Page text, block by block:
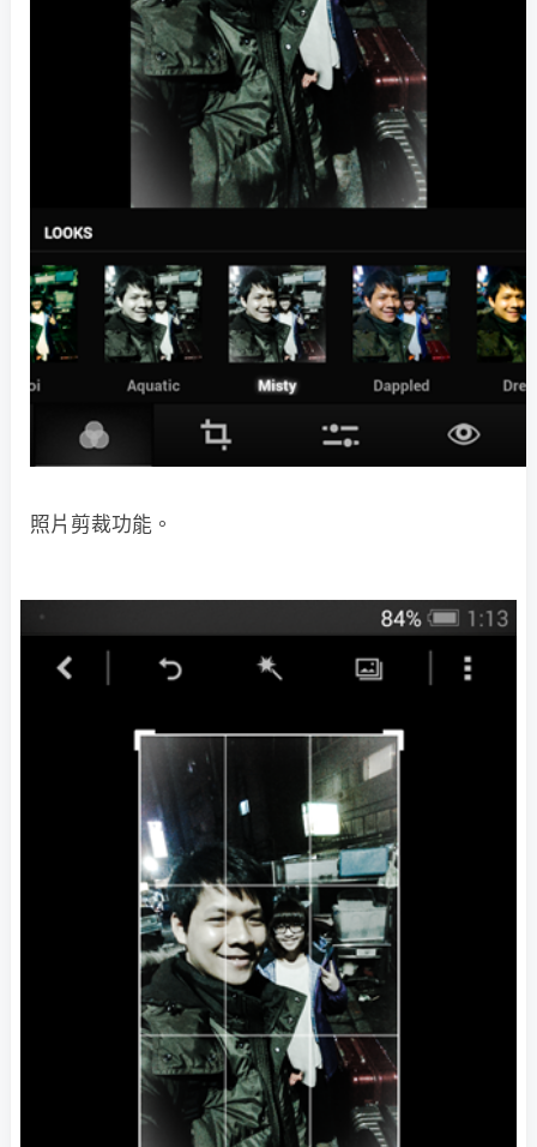
照片剪裁功能。